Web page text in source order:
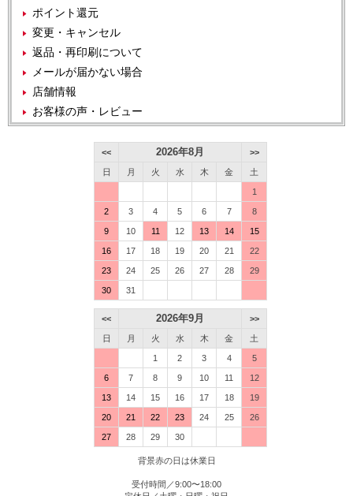
ポイント還元
変更・キャンセル
返品・再印刷について
メールが届かない場合
店舗情報
お客様の声・レビュー
<< 2026年8月 >>
日 月 火 水 木 金 土
1
2 3 4 5 6 7 8
9 10 11 12 13 14 15
16 17 18 19 20 21 22
23 24 25 26 27 28 29
30 31
<< 2026年9月 >>
日 月 火 水 木 金 土
1 2 3 4 5
6 7 8 9 10 11 12
13 14 15 16 17 18 19
20 21 22 23 24 25 26
27 28 29 30
背景赤の日は休業日
受付時間／9:00〜18:00